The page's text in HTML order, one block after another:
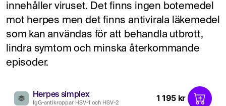
innehåller viruset. Det finns ingen botemedel
mot herpes men det finns antivirala läkemedel
som kan användas för att behandla utbrott,
lindra symtom och minska återkommande
episoder.
Herpes simplex
IgG-antikroppar HSV-1 och HSV-2 1 195 kr